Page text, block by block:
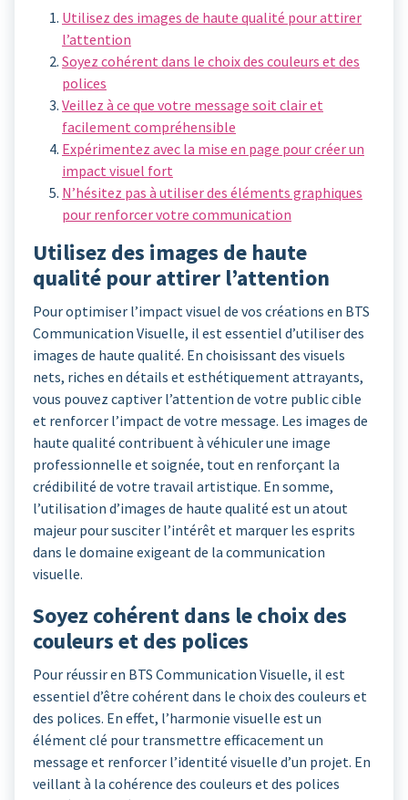
Utilisez des images de haute qualité pour attirer
l’attention
Soyez cohérent dans le choix des couleurs et des
polices
Veillez à ce que votre message soit clair et
facilement compréhensible
Expérimentez avec la mise en page pour créer un
impact visuel fort
N’hésitez pas à utiliser des éléments graphiques
pour renforcer votre communication
Utilisez des images de haute
qualité pour attirer l’attention
Pour optimiser l’impact visuel de vos créations en BTS
Communication Visuelle, il est essentiel d’utiliser des
images de haute qualité. En choisissant des visuels
nets, riches en détails et esthétiquement attrayants,
vous pouvez captiver l’attention de votre public cible
et renforcer l’impact de votre message. Les images de
haute qualité contribuent à véhiculer une image
professionnelle et soignée, tout en renforçant la
crédibilité de votre travail artistique. En somme,
l’utilisation d’images de haute qualité est un atout
majeur pour susciter l’intérêt et marquer les esprits
dans le domaine exigeant de la communication
visuelle.
Soyez cohérent dans le choix des
couleurs et des polices
Pour réussir en BTS Communication Visuelle, il est
essentiel d’être cohérent dans le choix des couleurs et
des polices. En effet, l’harmonie visuelle est un
élément clé pour transmettre efficacement un
message et renforcer l’identité visuelle d’un projet. En
veillant à la cohérence des couleurs et des polices